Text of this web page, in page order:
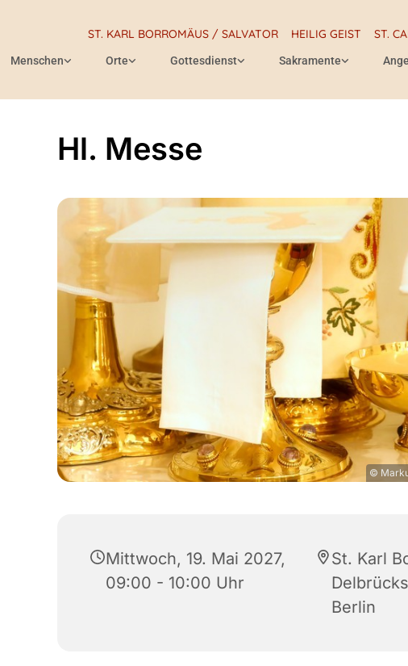
ST. KARL BORROMÄUS / SALVATOR HEILIG GEIST ST.
Menschen Orte Gottesdienst Sakramente
Hl. Messe
©
Mittwoch, 19. Mai 2027,
09:00 - 10:00 Uhr
St. Karl
Berlin